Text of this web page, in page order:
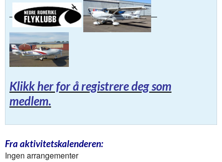
Klikk her for å registrere deg som
medlem.
Fra aktivitetskalenderen:
Ingen arrangementer